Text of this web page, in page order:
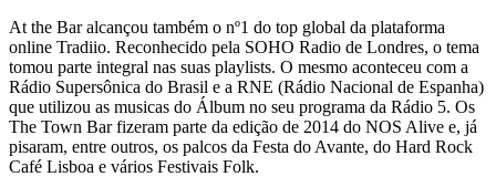
At the Bar alcançou também o nº1 do top global da plataforma
online Tradiio. Reconhecido pela SOHO Radio de Londres, o tema
tomou parte integral nas suas playlists. O mesmo aconteceu com a
Rádio Supersônica do Brasil e a RNE (Rádio Nacional de Espanha)
que utilizou as musicas do Álbum no seu programa da Rádio 5. Os
The Town Bar fizeram parte da edição de 2014 do NOS Alive e, já
pisaram, entre outros, os palcos da Festa do Avante, do Hard Rock
Café Lisboa e vários Festivais Folk.